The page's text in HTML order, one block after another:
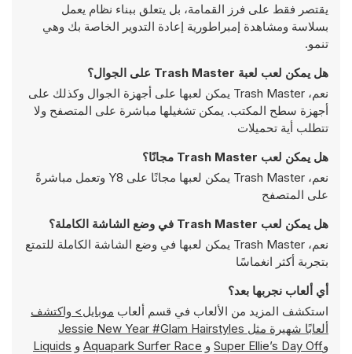
يقتصر فقط على فرز القمامة، بل يتعلق ببناء نظام يعمل
بسلاسة ومشاهدة إمبراطورية إعادة التدوير الخاصة بك وهي
تنمو.
هل يمكن لعب لعبة Trash Master على الجوال؟
نعم، Trash Master يمكن لعبها على أجهزة الجوال وكذلك على
أجهزة سطح المكتب. يمكن تشغيلها مباشرة على المتصفح ولا
تتطلب أية تحميلات
هل يمكن لعب Trash Master مجانًا؟
نعم، Trash Master يمكن لعبها مجانًا على Y8 وتعمل مباشرةً
على المتصفح
هل يمكن لعب Trash Master في وضع الشاشة الكاملة؟
نعم، Trash Master يمكن لعبها في وضع الشاشة الكاملة للتمتع
بتجربة أكثر انغماسًا
أي ألعاب نجربها بعد؟
استكشف المزيد من الألعاب في قسم ألعاب
موبايل> واكتشف
ألعابًا شهيرة مثل Jessie New Year #Glam Hairstyles
وSuper Ellie’s Day Off و Aquapark Surfer Race و Liquids